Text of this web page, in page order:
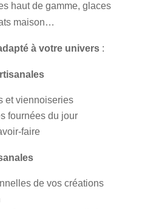
haut de gamme, glaces
maison…
à votre univers:
et viennoiseries
fournées du jour
faire
de vos créations